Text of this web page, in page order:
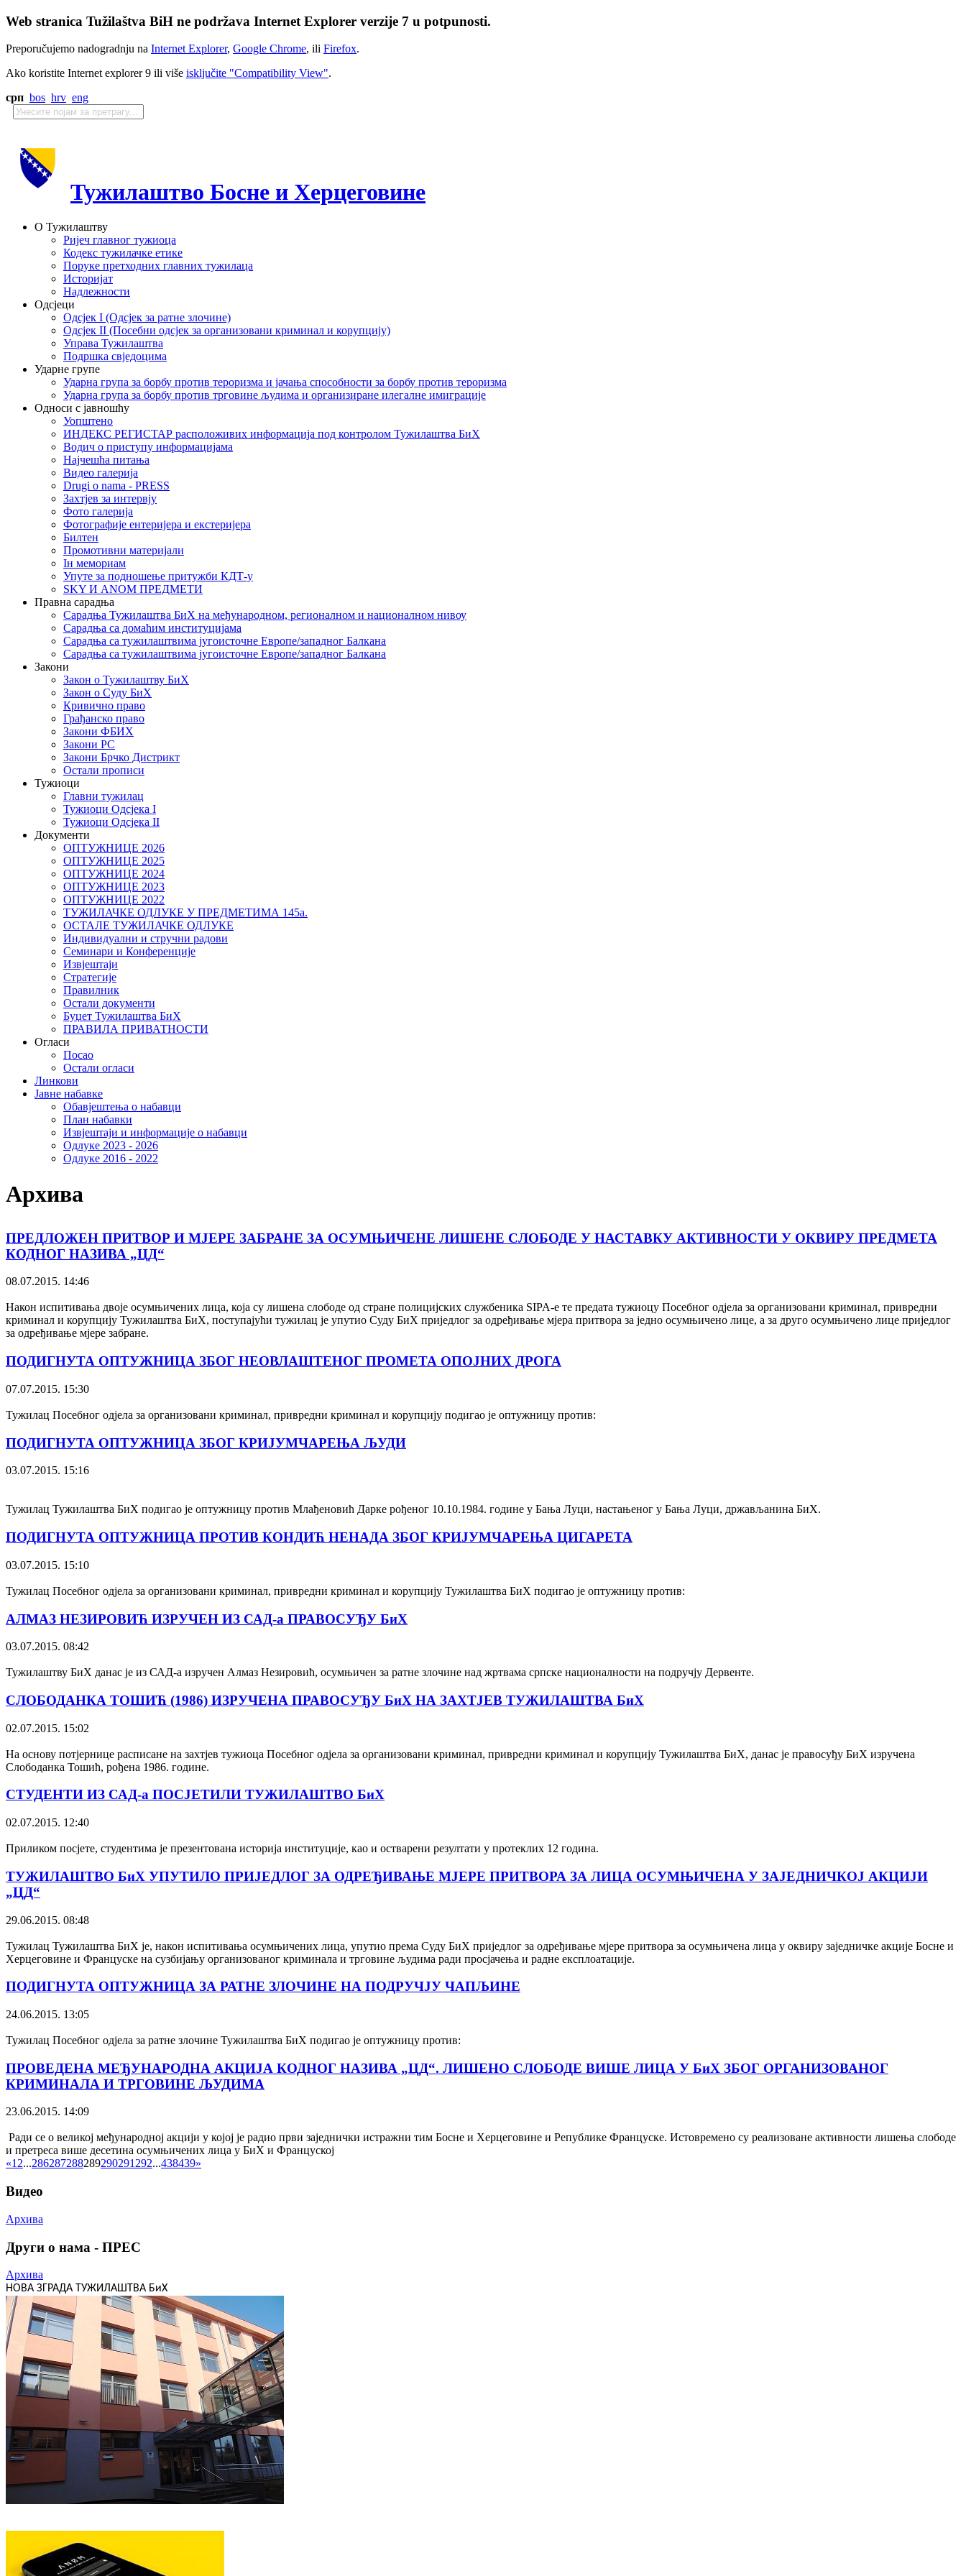
Web stranica Tužilaštva BiH ne podržava Internet Explorer verzije 7 u potpunosti.
Preporučujemo nadogradnju na Internet Explorer, Google Chrome, ili Firefox.
Ako koristite Internet explorer 9 ili više isključite "Compatibility View".
срп bos hrv eng
Тужилаштво Босне и Херцеговине
О Тужилаштву
Ријеч главног тужиоца
Кодекс тужилачке етике
Поруке претходних главних тужилаца
Историјат
Надлежности
Одсјеци
Одсјек I (Одсјек за ратне злочине)
Одсјек II (Посебни одсјек за организовани криминал и корупцију)
Управа Тужилаштва
Подршка свједоцима
Ударне групе
Ударна група за борбу против тероризма и јачања способности за борбу против тероризма
Ударна група за борбу против трговине људима и организиране илегалне имиграције
Односи с јавношћу
Уопштено
ИНДЕКС РЕГИСТАР расположивих информација под контролом Тужилаштва БиХ
Водич о приступу информацијама
Најчешћа питања
Видео галерија
Drugi o nama - PRESS
Захтјев за интервју
Фото галерија
Фотографије ентеријера и екстеријера
Билтен
Промотивни материјали
Iн мемориам
Упуте за подношење притужби КДТ-у
SKY И ANOM ПРЕДМЕТИ
Правна сарадња
Сарадња Тужилаштва БиХ на међународном, регионалном и националном нивоу
Сарадња са домаћим институцијама
Сарадња са тужилаштвима југоисточне Европе/западног Балкана
Сарадња са тужилаштвима југоисточне Европе/западног Балкана
Закони
Закон о Тужилаштву БиХ
Закон о Суду БиХ
Кривично право
Грађанско право
Закони ФБИХ
Закони РС
Закони Брчко Дистрикт
Остали прописи
Тужиоци
Главни тужилац
Тужиоци Oдсјекa I
Тужиоци Oдсјекa II
Документи
ОПТУЖНИЦЕ 2026
ОПТУЖНИЦЕ 2025
ОПТУЖНИЦЕ 2024
ОПТУЖНИЦЕ 2023
ОПТУЖНИЦЕ 2022
ТУЖИЛАЧКЕ ОДЛУКЕ У ПРЕДМЕТИМА 145а.
ОСТАЛЕ ТУЖИЛАЧКЕ ОДЛУКЕ
Индивидуални и стручни радови
Семинари и Конференције
Извјештаји
Стратегије
Правилник
Остали документи
Буџет Тужилаштва БиХ
ПРАВИЛА ПРИВАТНОСТИ
Огласи
Посао
Остали огласи
Линкови
Јавне набавке
Обавјештења о набавци
План набавки
Извјештаји и информације о набавци
Одлуке 2023 - 2026
Одлуке 2016 - 2022
Архива
ПРЕДЛОЖЕН ПРИТВОР И МЈЕРЕ ЗАБРАНЕ ЗА ОСУМЊИЧЕНЕ ЛИШЕНЕ СЛОБОДЕ У НАСТАВКУ АКТИВНОСТИ У ОКВИРУ ПРЕДМЕТА
КОДНОГ НАЗИВА „ЦД“
08.07.2015. 14:46
Након испитивања двоје осумњичених лица, која су лишена слободе од стране полицијских службеника SIPA-е те предата тужиоцу Посебног одјела за организовани криминал, привредни
криминал и корупцију Тужилаштва БиХ, поступајући тужилац је упутио Суду БиХ приједлог за одређивање мјера притвора за једно осумњичено лице, а за друго осумњичено лице приједлог
за одређивање мјере забране.
ПОДИГНУТА ОПТУЖНИЦА ЗБОГ НЕОВЛАШТЕНОГ ПРОМЕТА ОПОЈНИХ ДРОГА
07.07.2015. 15:30
Тужилац Посебног одјела за организовани криминал, привредни криминал и корупцију подигао је оптужницу против:
ПОДИГНУТА ОПТУЖНИЦА ЗБОГ КРИЈУМЧАРЕЊА ЉУДИ
03.07.2015. 15:16
Тужилац Тужилаштва БиХ подигао је оптужницу против Млађеновић Дарке рођеног 10.10.1984. године у Бања Луци, настањеног у Бања Луци, држављанина БиХ.
ПОДИГНУТА ОПТУЖНИЦА ПРОТИВ КОНДИЋ НЕНАДА ЗБОГ КРИЈУМЧАРЕЊА ЦИГАРЕТА
03.07.2015. 15:10
Тужилац Посебног одјела за организовани криминал, привредни криминал и корупцију Тужилаштва БиХ подигао је оптужницу против:
АЛМАЗ НЕЗИРОВИЋ ИЗРУЧЕН ИЗ САД-а ПРАВОСУЂУ БиХ
03.07.2015. 08:42
Тужилаштву БиХ данас је из САД-а изручен Алмаз Незировић, осумњичен за ратне злочине над жртвама српске националности на подручју Дервенте.
СЛОБОДАНКА ТОШИЋ (1986) ИЗРУЧЕНА ПРАВОСУЂУ БиХ НА ЗАХТЈЕВ ТУЖИЛАШТВА БиХ
02.07.2015. 15:02
На основу потјернице расписане на захтјев тужиоца Посебног одјела за организовани криминал, привредни криминал и корупцију Тужилаштва БиХ, данас је правосуђу БиХ изручена
Слободанка Тошић, рођена 1986. године.
СТУДЕНТИ ИЗ САД-а ПОСЈЕТИЛИ ТУЖИЛАШТВО БиХ
02.07.2015. 12:40
Приликом посјете, студентима је презентована историја институције, као и остварени резултати у протеклих 12 година.
ТУЖИЛАШТВО БиХ УПУТИЛО ПРИЈЕДЛОГ ЗА ОДРЕЂИВАЊЕ МЈЕРЕ ПРИТВОРА ЗА ЛИЦА ОСУМЊИЧЕНА У ЗАЈЕДНИЧКОЈ АКЦИЈИ
„ЦД“
29.06.2015. 08:48
Тужилац Тужилаштва БиХ је, након испитивања осумњичених лица, упутио према Суду БиХ приједлог за одређивање мјере притвора за осумњичена лица у оквиру заједничке акције Босне и
Херцеговине и Француске на сузбијању организованог криминала и трговине људима ради просјачења и радне експлоатације.
ПОДИГНУТА ОПТУЖНИЦА ЗА РАТНЕ ЗЛОЧИНЕ НА ПОДРУЧЈУ ЧАПЉИНЕ
24.06.2015. 13:05
Тужилац Посебног одјела за ратне злочине Тужилаштва БиХ подигао је оптужницу против:
ПРОВЕДЕНА МЕЂУНАРОДНА АКЦИЈА КОДНОГ НАЗИВА „ЦД“. ЛИШЕНО СЛОБОДЕ ВИШЕ ЛИЦА У БиХ ЗБОГ ОРГАНИЗОВАНОГ
КРИМИНАЛА И ТРГОВИНЕ ЉУДИМА
23.06.2015. 14:09
Ради се о великој међународној акцији у којој је радио први заједнички истражни тим Босне и Херцеговине и Републике Француске. Истовремено су реализоване активности лишења слободе
и претреса више десетина осумњичених лица у БиХ и Француској
«12...286287288289290291292...438439»
Видео
Архива
Други о нама - ПРЕС
Архива
НОВА ЗГРАДА ТУЖИЛАШТВА БиХ